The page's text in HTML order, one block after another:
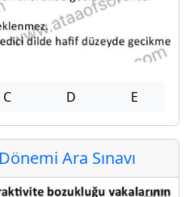
C D E
Ara Sınavı